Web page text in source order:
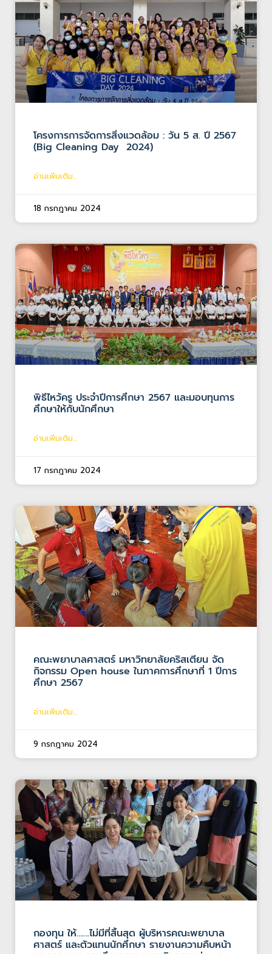
โครงการการจัดการสิ่งแวดล้อม : วัน 5 ส. ปี 2567
(Big Cleaning Day 2024)
อ่านเพิ่มเติม...
18 กรกฎาคม 2024
พิธีไหว้ครู ประจำปีการศึกษา 2567 และมอบทุนการ
ศึกษาให้กับนักศึกษา
อ่านเพิ่มเติม...
17 กรกฎาคม 2024
คณะพยาบาลศาสตร์ มหาวิทยาลัยคริสเตียน จัด
กิจกรรม Open house ในภาคการศึกษาที่ 1 ปีการ
ศึกษา 2567
อ่านเพิ่มเติม...
9 กรกฎาคม 2024
กองทุน ให้…….ไม่มีที่สิ้นสุด ผู้บริหารคณะพยาบาล
ศาสตร์ และตัวแทนนักศึกษา รายงานความคืบหน้า